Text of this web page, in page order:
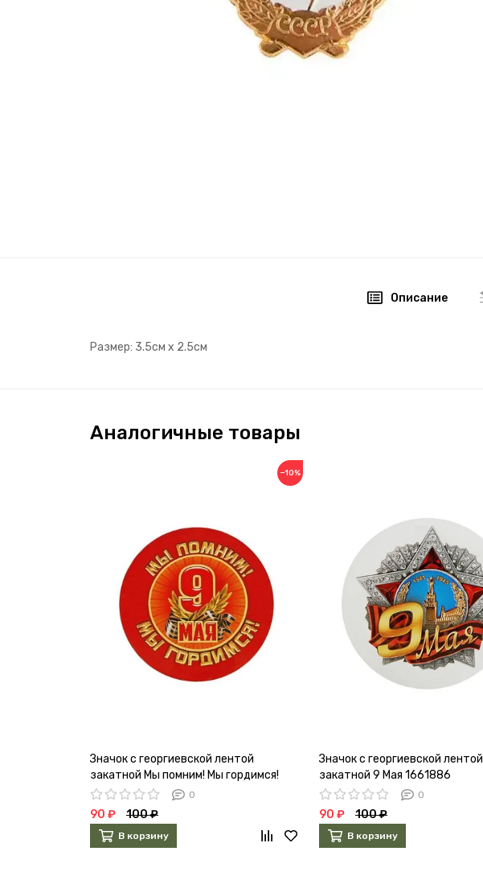
Описание
Размер: 3.5см х 2.5см
Аналогичные товары
−10%
Значок с георгиевской лентой
закатной Мы помним! Мы гордимся!
1661882
0
90 ₽ 100 ₽
В корзину
Значок с георгиевской лентой
закатной 9 Мая 1661886
0
90 ₽ 100 ₽
В корзину